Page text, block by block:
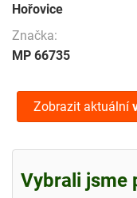
Hořovice
Značka:
MP 66735
Zobrazit aktuální
Vybrali jsme